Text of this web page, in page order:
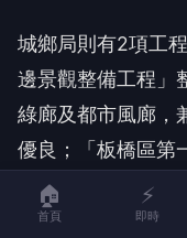
城鄉局則有2項工
邊景觀整備工程」
綠廊及都市風廊，
優良；「板橋區第
工程」獲佳作，透
性的無障礙步行空
🏠
首頁
⚡
即時